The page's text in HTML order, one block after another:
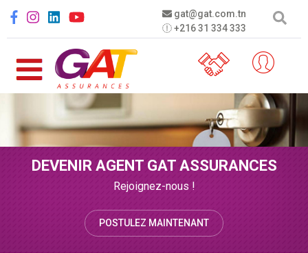
gat@gat.com.tn
+216 31 334 333
Social menu
DEVENIR AGENT GAT ASSURANCES
Rejoignez-nous !
POSTULEZ MAINTENANT